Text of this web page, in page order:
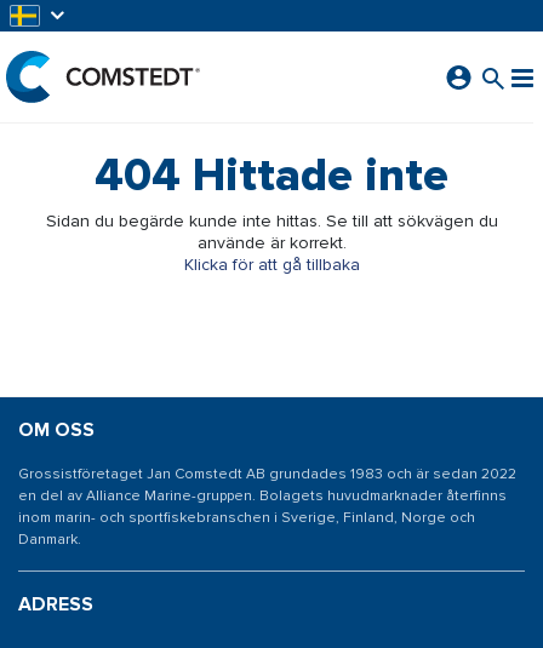
404 Hittade inte
Sidan du begärde kunde inte hittas. Se till att sökvägen du
använde är korrekt.
Klicka för att gå tillbaka
OM OSS
Grossistföretaget Jan Comstedt AB grundades 1983 och är sedan 2022
en del av Alliance Marine-gruppen. Bolagets huvudmarknader återfinns
inom marin- och sportfiskebranschen i Sverige, Finland, Norge och
Danmark.
ADRESS